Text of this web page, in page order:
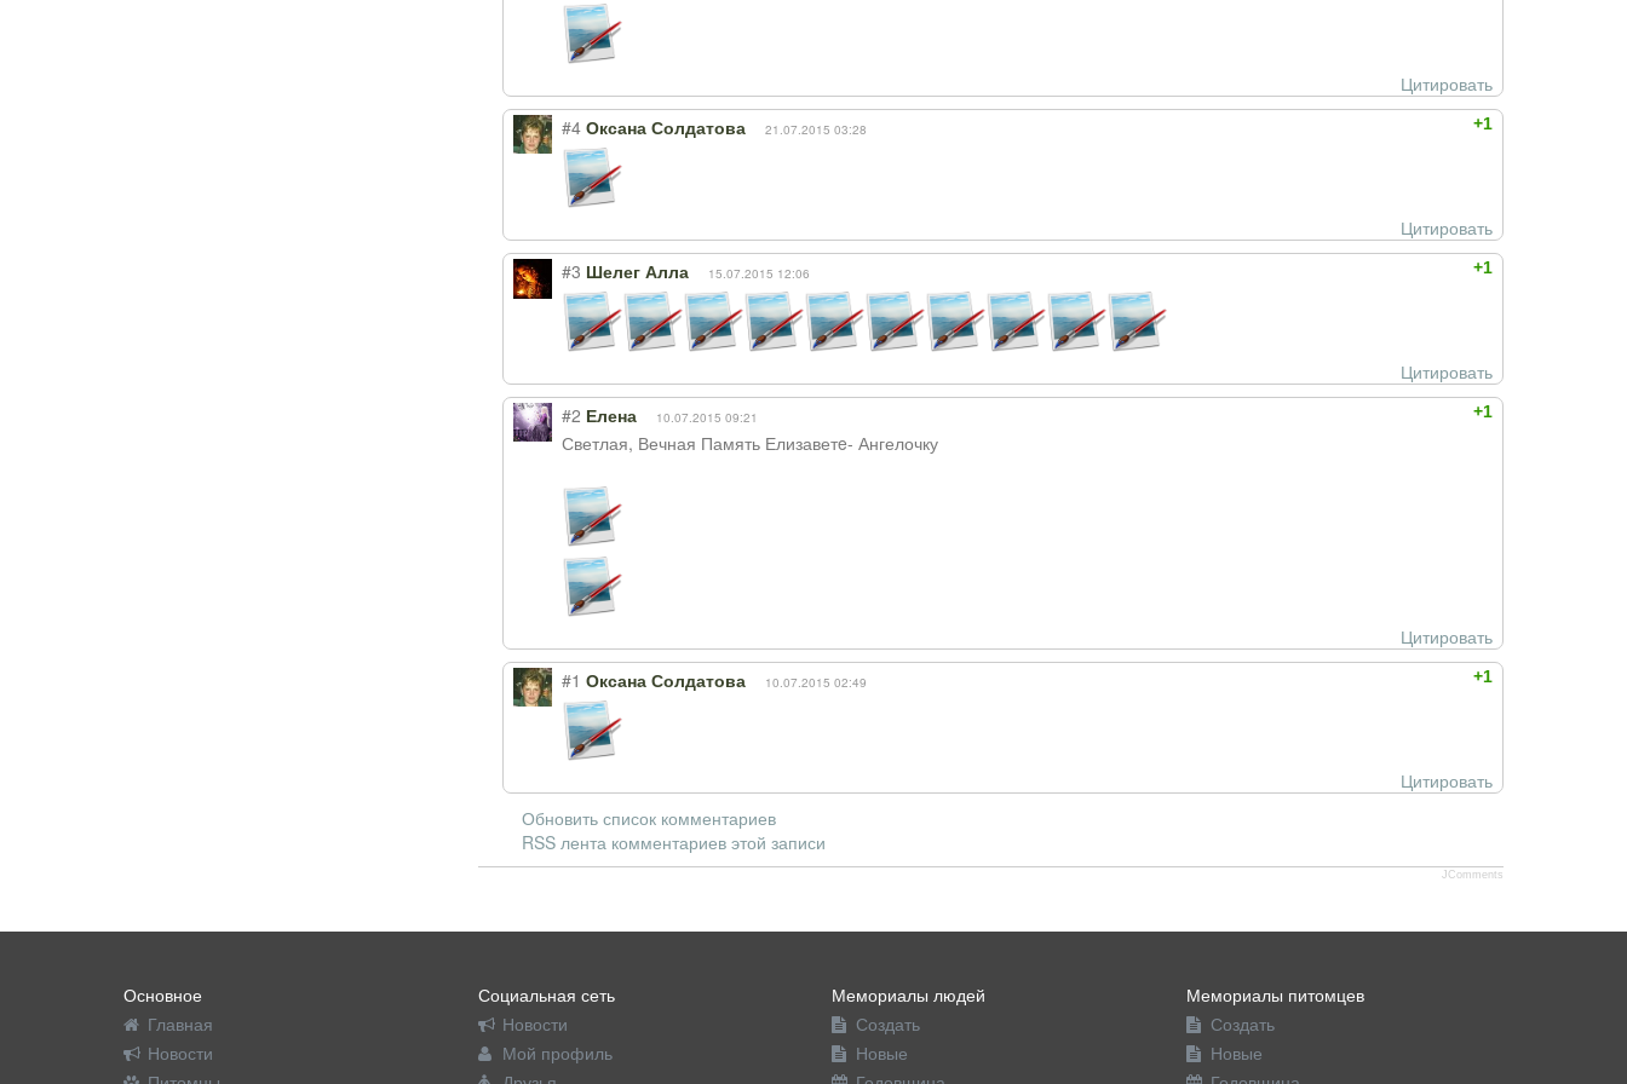
Цитировать
+1
#4 Оксана Солдатова 21.07.2015 03:28
Цитировать
+1
#3 Шелег Алла 15.07.2015 12:06
Цитировать
+1
#2 Елена 10.07.2015 09:21
Светлая, Вечная Память Елизаветe- Ангелочку
Цитировать
+1
#1 Оксана Солдатова 10.07.2015 02:49
Цитировать
Обновить список комментариев
RSS лента комментариев этой записи
JComments
Основное
Главная
Новости
Социальная сеть
Новости
Мой профиль
Мемориалы людей
Создать
Новые
Мемориалы питомцев
Создать
Новые